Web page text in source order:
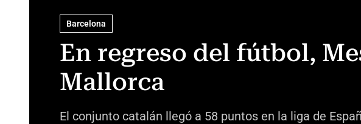
Barcelona
En regreso del fútbol,
Mallorca
El conjunto catalán llegó a 58 puntos en la liga de